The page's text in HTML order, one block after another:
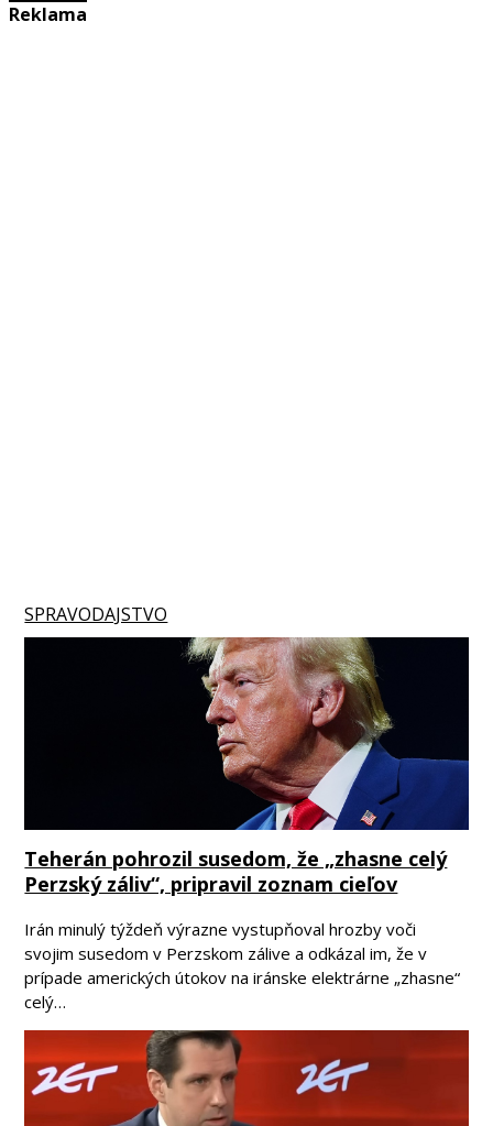
Reklama
SPRAVODAJSTVO
Teherán pohrozil susedom, že „zhasne celý
Perzský záliv“, pripravil zoznam cieľov
Irán minulý týždeň výrazne vystupňoval hrozby voči
svojim susedom v Perzskom zálive a odkázal im, že v
prípade amerických útokov na iránske elektrárne „zhasne“
celý…